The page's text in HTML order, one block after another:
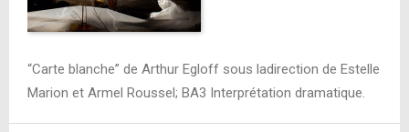
“Carte blanche” de Arthur Egloff sous ladirection de Estelle
Marion et Armel Roussel; BA3 Interprétation dramatique.